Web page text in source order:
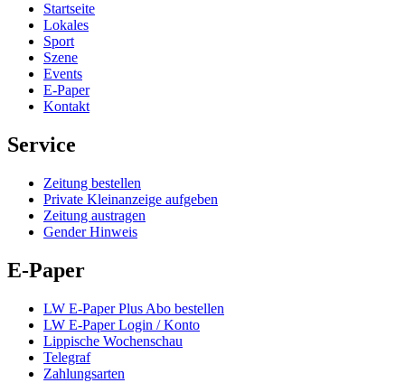
Startseite
Lokales
Sport
Szene
Events
E-Paper
Kontakt
Service
Zeitung bestellen
Private Kleinanzeige aufgeben
Zeitung austragen
Gender Hinweis
E-Paper
LW E-Paper Plus Abo bestellen
LW E-Paper Login / Konto
Lippische Wochenschau
Telegraf
Zahlungsarten